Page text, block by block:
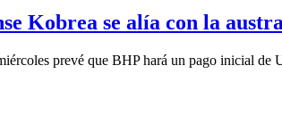
Kobrea se alía con la
prevé que BHP hará un pago inicial